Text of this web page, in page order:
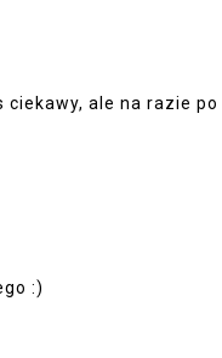
ale na razie po
:)